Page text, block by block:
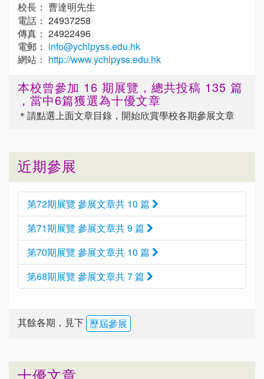
校長： 曹達明先生
電話： 24937258
傳真： 24922496
電郵： info@ychlpyss.edu.hk
網站： http://www.ychlpyss.edu.hk
本校曾參加 16 期展覽，總共投稿 135 篇
，當中6篇獲選為十優文章
＊請點選上面文章目錄，開始欣賞學校各期參展文章
近期參展
第72期展覽 參展文章共 10 篇
第71期展覽 參展文章共 9 篇
第70期展覽 參展文章共 10 篇
第68期展覽 參展文章共 7 篇
其餘各期，見下 歷屆參展
十優文章